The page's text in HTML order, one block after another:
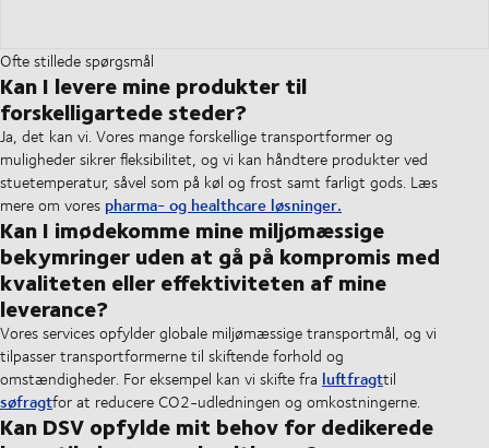
Ofte stillede spørgsmål
Kan I levere mine produkter til
forskelligartede steder?
Ja, det kan vi. Vores mange forskellige transportformer og
muligheder sikrer fleksibilitet, og vi kan håndtere produkter ved
stuetemperatur, såvel som på køl og frost samt farligt gods. Læs
mere om vores pharma- og healthcare løsninger.
Kan I imødekomme mine miljømæssige
bekymringer uden at gå på kompromis med
kvaliteten eller effektiviteten af mine
leverance?
Vores services opfylder globale miljømæssige transportmål, og vi
tilpasser transportformerne til skiftende forhold og
omstændigheder. For eksempel kan vi skifte fra luftfragttil
søfragtfor at reducere CO2-udledningen og omkostningerne.
Kan DSV opfylde mit behov for dedikerede